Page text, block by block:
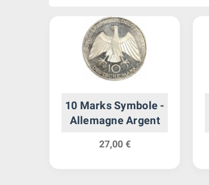
10 Marks Symbole -
Allemagne Argent
27,00 €